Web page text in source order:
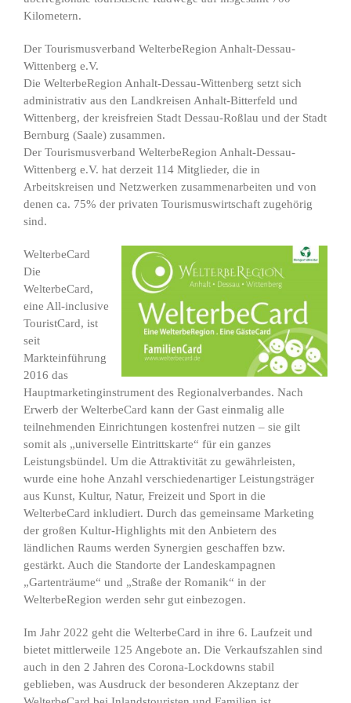
Kilometern.
Der Tourismusverband WelterbeRegion Anhalt-Dessau-
Wittenberg e.V.
Die WelterbeRegion Anhalt-Dessau-Wittenberg setzt sich
administrativ aus den Landkreisen Anhalt-Bitterfeld und
Wittenberg, der kreisfreien Stadt Dessau-Roßlau und der Stadt
Bernburg (Saale) zusammen.
Der Tourismusverband WelterbeRegion Anhalt-Dessau-
Wittenberg e.V. hat derzeit 114 Mitglieder, die in
Arbeitskreisen und Netzwerken zusammenarbeiten und von
denen ca. 75% der privaten Tourismuswirtschaft zugehörig
sind.
WelterbeCard
Die
WelterbeCard,
eine All-inclusive
TouristCard, ist
seit
Markteinführung
2016 das
Hauptmarketinginstrument des Regionalverbandes. Nach
Erwerb der WelterbeCard kann der Gast einmalig alle
teilnehmenden Einrichtungen kostenfrei nutzen – sie gilt
somit als „universelle Eintrittskarte“ für ein ganzes
Leistungsbündel. Um die Attraktivität zu gewährleisten,
wurde eine hohe Anzahl verschiedenartiger Leistungsträger
aus Kunst, Kultur, Natur, Freizeit und Sport in die
WelterbeCard inkludiert. Durch das gemeinsame Marketing
der großen Kultur-Highlights mit den Anbietern des
ländlichen Raums werden Synergien geschaffen bzw.
gestärkt. Auch die Standorte der Landeskampagnen
„Gartenträume“ und „Straße der Romanik“ in der
WelterbeRegion werden sehr gut einbezogen.
Im Jahr 2022 geht die WelterbeCard in ihre 6. Laufzeit und
bietet mittlerweile 125 Angebote an. Die Verkaufszahlen sind
auch in den 2 Jahren des Corona-Lockdowns stabil
geblieben, was Ausdruck der besonderen Akzeptanz der